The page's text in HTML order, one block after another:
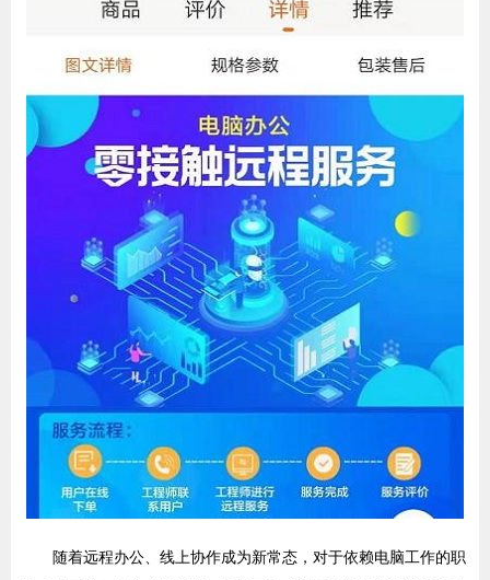
随着远程办公、线上协作成为新常态，对于依赖电脑工作的职